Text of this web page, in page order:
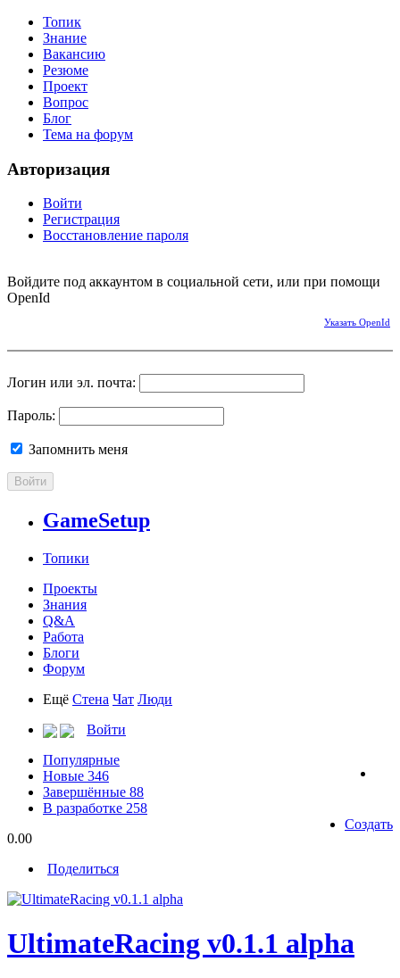
Топик
Знание
Вакансию
Резюме
Проект
Вопрос
Блог
Тема на форум
Авторизация
Войти
Регистрация
Восстановление пароля
Войдите под аккаунтом в социальной сети, или при помощи
OpenId
Указать OpenId
Логин или эл. почта:
Пароль:
Запомнить меня
Войти
GameSetup
Топики
Проекты
Знания
Q&A
Работа
Блоги
Форум
Ещё Стена Чат Люди
Войти
Популярные
Новые 346
Завершённые 88
В разработке 258
Создать
0.00
Поделиться
UltimateRacing v0.1.1 alpha